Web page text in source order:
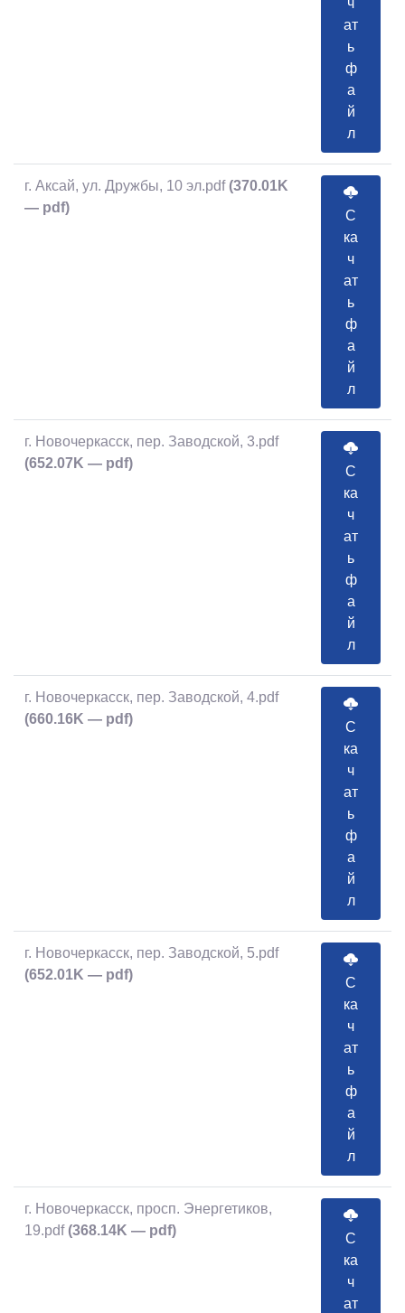
ч
ат
ь
ф
а
й
л
г. Аксай, ул. Дружбы, 10 эл.pdf (370.01K
— pdf)
С
ка
ч
ат
ь
ф
а
й
л
г. Новочеркасск, пер. Заводской, 3.pdf
(652.07K — pdf)
С
ка
ч
ат
ь
ф
а
й
л
г. Новочеркасск, пер. Заводской, 4.pdf
(660.16K — pdf)
С
ка
ч
ат
ь
ф
а
й
л
г. Новочеркасск, пер. Заводской, 5.pdf
(652.01K — pdf)
С
ка
ч
ат
ь
ф
а
й
л
г. Новочеркасск, просп. Энергетиков,
19.pdf (368.14K — pdf)
С
ка
ч
ат